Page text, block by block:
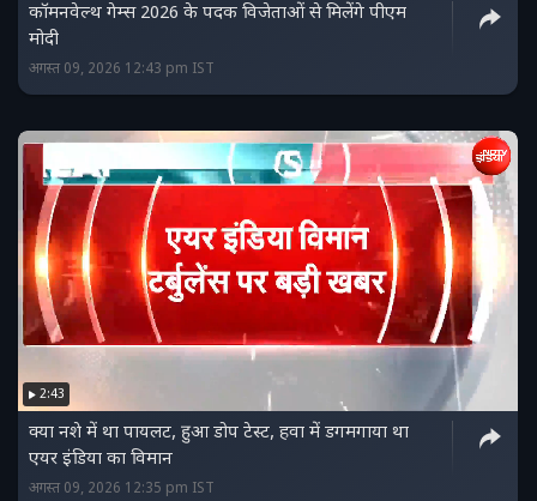
कॉमनवेल्थ गेम्स 2026 के पदक विजेताओं से मिलेंगे पीएम
मोदी
अगस्त 09, 2026 12:43 pm IST
2:43
क्‍या नशे में था पायलट, हुआ डोप टेस्‍ट, हवा में डगमगाया था
एयर इंडिया का विमान
अगस्त 09, 2026 12:35 pm IST